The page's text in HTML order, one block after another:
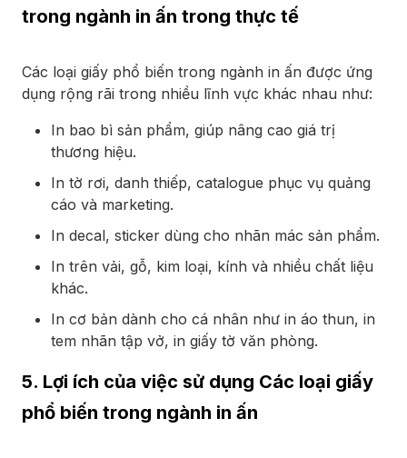
trong ngành in ấn trong thực tế
Các loại giấy phổ biến trong ngành in ấn được ứng
dụng rộng rãi trong nhiều lĩnh vực khác nhau như:
In bao bì sản phẩm, giúp nâng cao giá trị
thương hiệu.
In tờ rơi, danh thiếp, catalogue phục vụ quảng
cáo và marketing.
In decal, sticker dùng cho nhãn mác sản phẩm.
In trên vải, gỗ, kim loại, kính và nhiều chất liệu
khác.
In cơ bản dành cho cá nhân như in áo thun, in
tem nhãn tập vở, in giấy tờ văn phòng.
5. Lợi ích của việc sử dụng Các loại giấy
phổ biến trong ngành in ấn